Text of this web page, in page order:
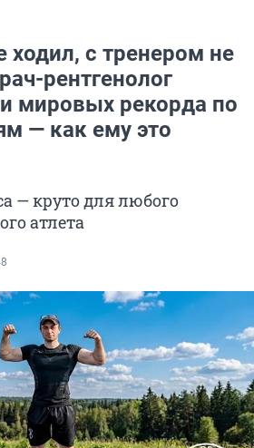
ходил, с тренером не
рентгенолог
мировых рекорда по
— как ему это
— круто для любого
атлета